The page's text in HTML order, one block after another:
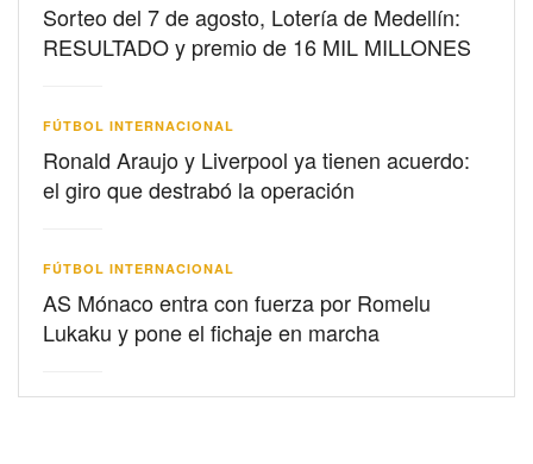
Sorteo del 7 de agosto, Lotería de Medellín:
RESULTADO y premio de 16 MIL MILLONES
FÚTBOL INTERNACIONAL
Ronald Araujo y Liverpool ya tienen acuerdo:
el giro que destrabó la operación
FÚTBOL INTERNACIONAL
AS Mónaco entra con fuerza por Romelu
Lukaku y pone el fichaje en marcha